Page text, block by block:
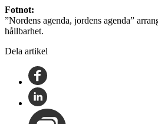
Fotnot:
”Nordens agenda, jordens agenda”
hållbarhet.
Dela artikel